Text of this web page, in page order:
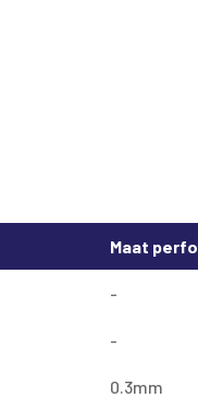
Maat perfo
-
-
0.3mm